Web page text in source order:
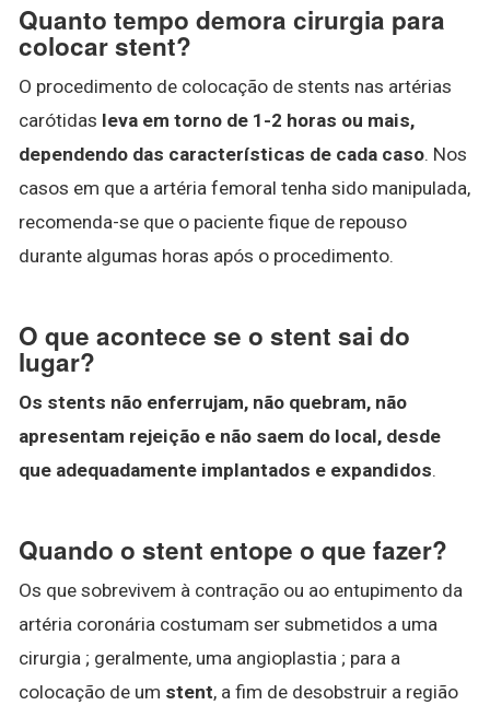
Quanto tempo demora cirurgia para
colocar stent?
O procedimento de colocação de stents nas artérias
carótidas leva em torno de 1-2 horas ou mais,
dependendo das características de cada caso. Nos
casos em que a artéria femoral tenha sido manipulada,
recomenda-se que o paciente fique de repouso
durante algumas horas após o procedimento.
O que acontece se o stent sai do
lugar?
Os stents não enferrujam, não quebram, não
apresentam rejeição e não saem do local, desde
que adequadamente implantados e expandidos.
Quando o stent entope o que fazer?
Os que sobrevivem à contração ou ao entupimento da
artéria coronária costumam ser submetidos a uma
cirurgia ; geralmente, uma angioplastia ; para a
colocação de um stent, a fim de desobstruir a região